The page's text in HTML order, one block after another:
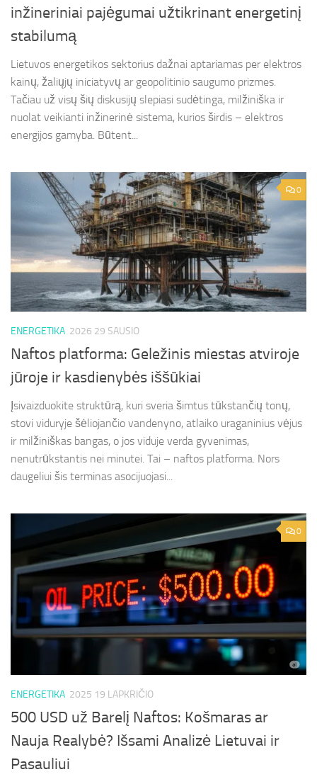
inžineriniai pajėgumai užtikrinant energetinį
stabilumą
Lietuvos energetikos sektorius dažnai aptariamas per elektros
kainų, žaliųjų iniciatyvų ar geopolitinio saugumo prizmes.
Tačiau už visų šių diskusijų slepiasi sudėtinga, milžiniška ir
nuolat veikianti inžinerinė sistema, kurios širdis – elektros
energijos gamyba. Būtent...
0
ENERGETIKA 2026 29 SAUSIO
Naftos platforma: Geležinis miestas atviroje
jūroje ir kasdienybės iššūkiai
Įsivaizduokite struktūrą, kuri sveria šimtus tūkstančių tonų,
stovi viduryje šėliojančio vandenyno, atlaiko uraganinius vėjus
ir milžiniškas bangas, o jos viduje verda gyvenimas,
nenutrūkstantis nei minutei. Tai – naftos platforma. Nors
daugeliui šis terminas asocijuojasi...
0
ENERGETIKA 2025 19 LAPKRIČIO
500 USD už Barelį Naftos: Košmaras ar
Nauja Realybė? Išsami Analizė Lietuvai ir
Pasauliui